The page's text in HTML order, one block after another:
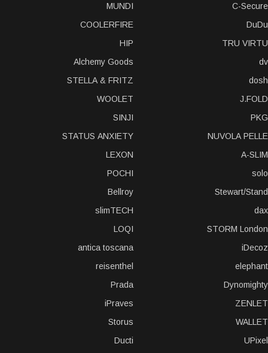
C-Secure
DuDu
TRU VIRTU
dv
dosh
J.FOLD
PKG
NUVOLA PELLE
A-SLIM
solo
Stewart/Stand
dax
STORM London
iDecoz
elephant
Dynomighty
ZENLET
WALLET
UPixel
MUNDI
COOLERFIRE
HIP
Alchemy Goods
STELLA & FRITZ
WOOLET
SINJI
STATUS ANXIETY
LEXON
POCHI
Bellroy
slimTECH
LOQI
antica toscana
reisenthel
Prada
iPraves
Storus
Ducti